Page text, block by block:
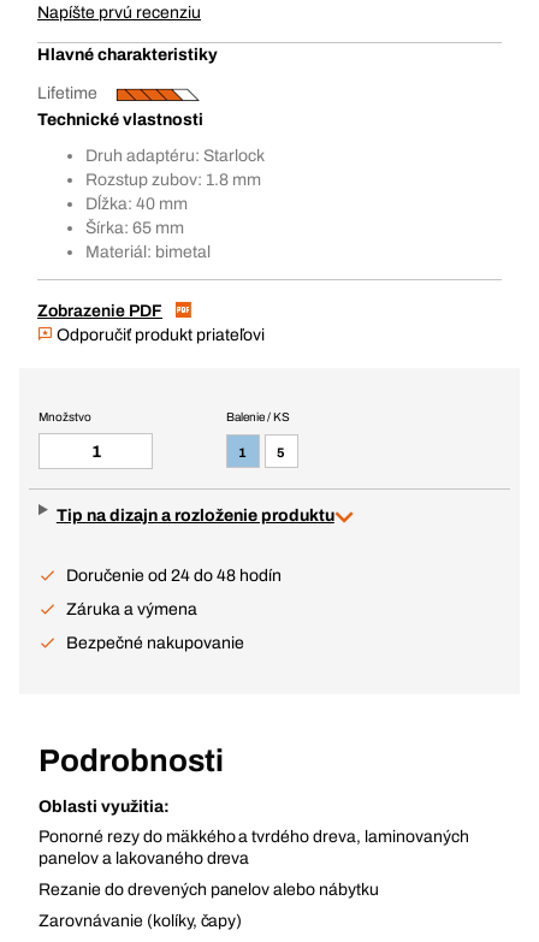
Napíšte prvú recenziu
Hlavné charakteristiky
Lifetime
Technické vlastnosti
Druh adaptéru: Starlock
Rozstup zubov: 1.8 mm
Dĺžka: 40 mm
Šírka: 65 mm
Materiál: bimetal
Zobrazenie PDF
Odporučiť produkt priateľovi
Balenie / KS
1 5
Množstvo
Tip na dizajn a rozloženie produktu
Doručenie od 24 do 48 hodín
Záruka a výmena
Bezpečné nakupovanie
Podrobnosti
Oblasti využitia:
Ponorné rezy do mäkkého a tvrdého dreva, laminovaných
panelov a lakovaného dreva
Rezanie do drevených panelov alebo nábytku
Zarovnávanie (kolíky, čapy)